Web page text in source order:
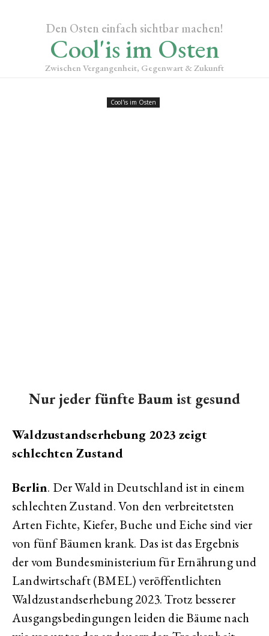
Den Osten einfach sichtbar machen!
Cool'is im Osten
Zwischen Vergangenheit, Gegenwart & Zukunft
Cool'is im Osten
Nur jeder fünfte Baum ist gesund
Waldzustandserhebung 2023 zeigt
schlechten Zustand
Berlin. Der Wald in Deutschland ist in einem
schlechten Zustand. Von den verbreitetsten
Arten Fichte, Kiefer, Buche und Eiche sind vier
von fünf Bäumen krank. Das ist das Ergebnis
der vom Bundesministerium für Ernährung und
Landwirtschaft (BMEL) veröffentlichten
Waldzustandserhebung 2023. Trotz besserer
Ausgangsbedingungen leiden die Bäume nach